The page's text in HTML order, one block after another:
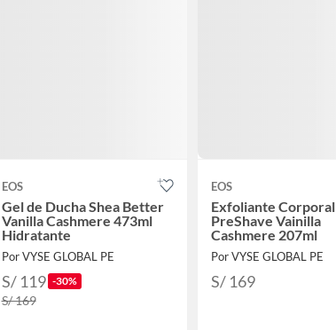
EOS
Gel de Ducha Shea Better
Vanilla Cashmere 473ml
Hidratante
Por VYSE GLOBAL PE
S/ 119 -30%
S/ 169
EOS
Exfoliante Corporal
PreShave Vainilla
Cashmere 207ml
Por VYSE GLOBAL PE
S/ 169